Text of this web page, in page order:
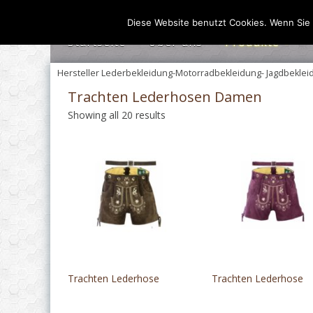
Startseite Über uns Produkte
Herren
Hersteller Lederbekleidung-Motorradbekleidung-
Trachten Lederhosen Damen
Showing all 20 results
Trachten Lederhose Trachten Lederhose
Diese Website benutzt Cookies. Wenn